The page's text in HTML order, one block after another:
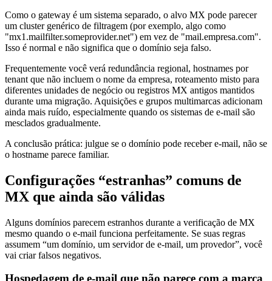
Como o gateway é um sistema separado, o alvo MX pode parecer
um cluster genérico de filtragem (por exemplo, algo como
"mx1.mailfilter.someprovider.net") em vez de "mail.empresa.com".
Isso é normal e não significa que o domínio seja falso.
Frequentemente você verá redundância regional, hostnames por
tenant que não incluem o nome da empresa, roteamento misto para
diferentes unidades de negócio ou registros MX antigos mantidos
durante uma migração. Aquisições e grupos multimarcas adicionam
ainda mais ruído, especialmente quando os sistemas de e-mail são
mesclados gradualmente.
A conclusão prática: julgue se o domínio pode receber e-mail, não se
o hostname parece familiar.
Configurações “estranhas” comuns de
MX que ainda são válidas
Alguns domínios parecem estranhos durante a verificação de MX
mesmo quando o e-mail funciona perfeitamente. Se suas regras
assumem “um domínio, um servidor de e-mail, um provedor”, você
vai criar falsos negativos.